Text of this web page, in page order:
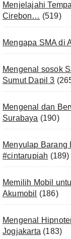
Menjelajahi
Cirebon… (519)
Mengapa SMA di
Mengenal sosok
Sumut Dapil 3
Mengenal dan
Surabaya (190)
Menyulap Barang
#cintarupiah (189)
Memilih Mobil
Akumobil
(186)
Mengenal
Jogjakarta (183)